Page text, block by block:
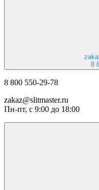
8
8 800 550-29-78
zakaz@slitmaster.ru
Пн-пт, с 9:00 до 18:00